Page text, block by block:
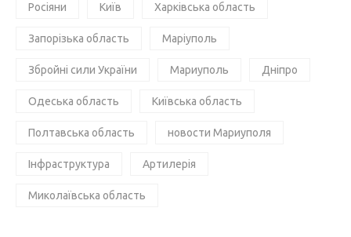
Росіяни Київ Харківська область
Запорізька область Маріуполь
Збройні сили України Мариуполь Дніпро
Одеська область Київська область
Полтавська область новости Мариуполя
Інфраструктура Артилерія
Миколаївська область